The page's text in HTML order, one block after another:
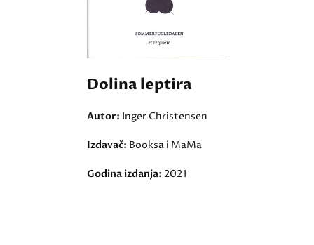
Dolina leptira
Autor: Inger Christensen
Izdavač: Booksa i MaMa
Godina izdanja: 2021